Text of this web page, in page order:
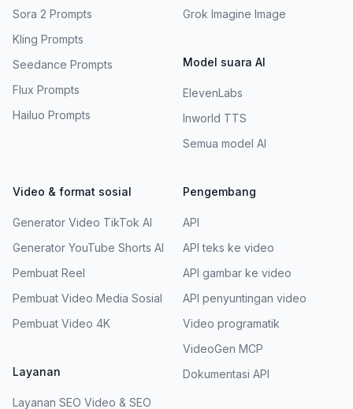
Sora 2 Prompts
Kling Prompts
Seedance Prompts
Flux Prompts
Hailuo Prompts
Grok Imagine Image
Model suara AI
ElevenLabs
Inworld TTS
Semua model AI
Video & format sosial
Generator Video TikTok AI
Generator YouTube Shorts AI
Pembuat Reel
Pembuat Video Media Sosial
Pembuat Video 4K
Layanan
Layanan SEO Video & SEO
Pengembang
API
API teks ke video
API gambar ke video
API penyuntingan video
Video programatik
VideoGen MCP
Dokumentasi API